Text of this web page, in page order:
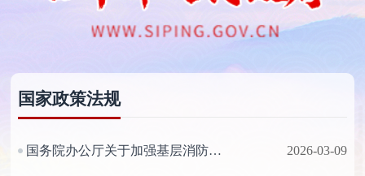
国家政策法规
国务院办公厅关于加强基层消防工作的意见 2026-03-09